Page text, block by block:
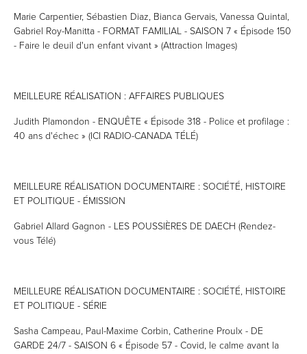
Marie Carpentier, Sébastien Diaz, Bianca Gervais, Vanessa Quintal,
Gabriel Roy-Manitta - FORMAT FAMILIAL - SAISON 7 « Épisode 150
- Faire le deuil d'un enfant vivant » (Attraction Images)
MEILLEURE RÉALISATION : AFFAIRES PUBLIQUES
Judith Plamondon - ENQUÊTE « Épisode 318 - Police et profilage :
40 ans d'échec » (ICI RADIO-CANADA TÉLÉ)
MEILLEURE RÉALISATION DOCUMENTAIRE : SOCIÉTÉ, HISTOIRE
ET POLITIQUE - ÉMISSION
Gabriel Allard Gagnon - LES POUSSIÈRES DE DAECH (Rendez-
vous Télé)
MEILLEURE RÉALISATION DOCUMENTAIRE : SOCIÉTÉ, HISTOIRE
ET POLITIQUE - SÉRIE
Sasha Campeau, Paul-Maxime Corbin, Catherine Proulx - DE
GARDE 24/7 - SAISON 6 « Épisode 57 - Covid, le calme avant la